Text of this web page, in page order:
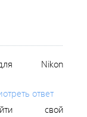
Nikon
ответ
свой